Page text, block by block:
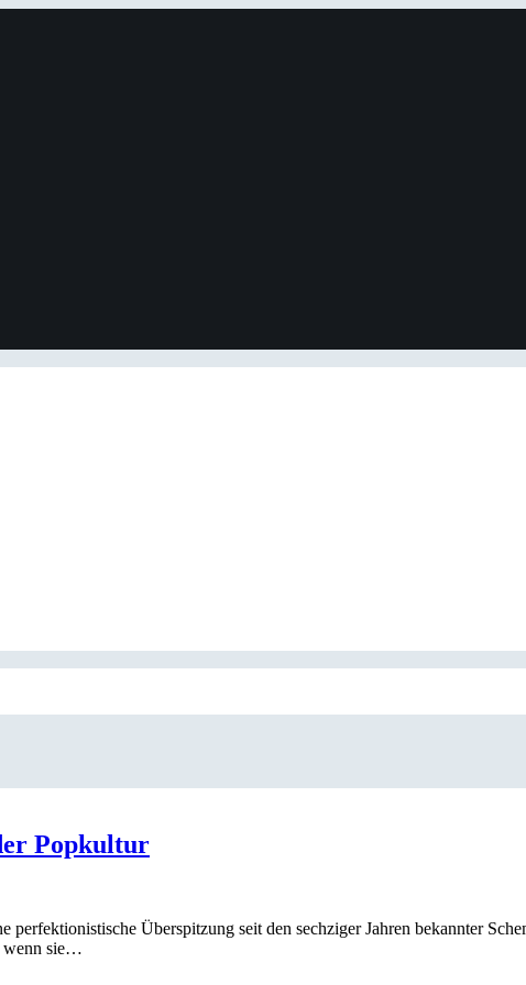
Popkultur
Überspitzung seit den sechziger Jahren bekannter
wenn sie…